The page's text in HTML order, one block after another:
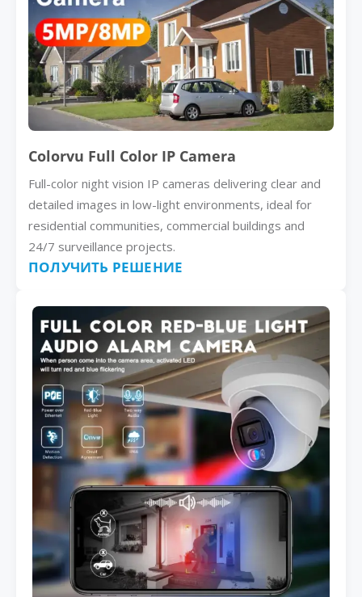
Colorvu Full Color IP Camera
Full-color night vision IP cameras delivering clear and
detailed images in low-light environments, ideal for
residential communities, commercial buildings and
24/7 surveillance projects.
ПОЛУЧИТЬ РЕШЕНИЕ